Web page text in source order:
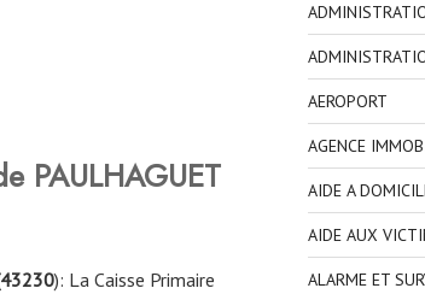
PAULHAGUET
): La Caisse Primaire
AEROPORT
AGENCE
AIDE A
AIDE AUX
ALARME ET